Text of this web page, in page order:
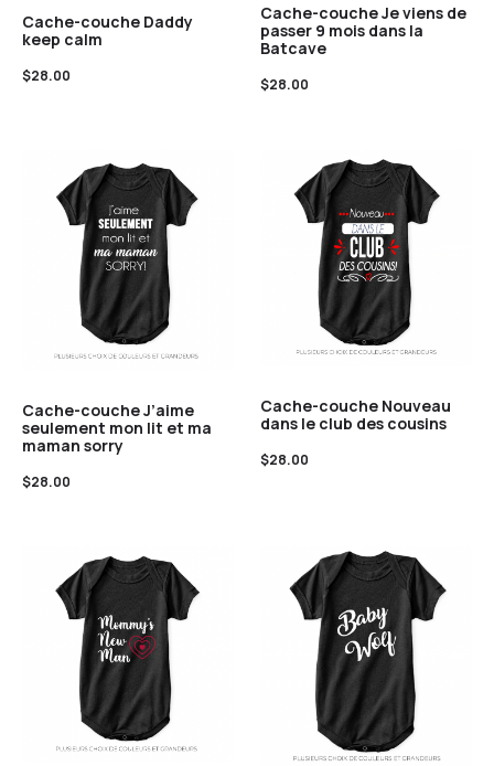
Cache-couche Daddy
keep calm
$28.00
Cache-couche Je viens de
passer 9 mois dans la
Batcave
$28.00
Cache-couche J’aime
seulement mon lit et ma
maman sorry
$28.00
Cache-couche Nouveau
dans le club des cousins
$28.00